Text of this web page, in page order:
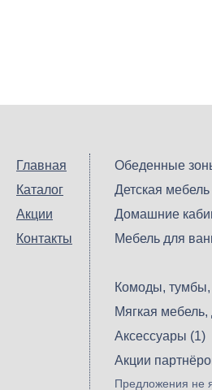
Главная
Каталог
Акции
Контакты
Обеденные
Детская
Домашние
Мебель для
Комоды, тумбы,
Мягкая
Аксессуары (1)
Акции
Предложения не